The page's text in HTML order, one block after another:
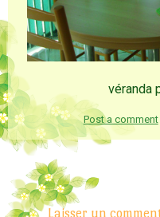
véranda
Post a comment
Laisser un